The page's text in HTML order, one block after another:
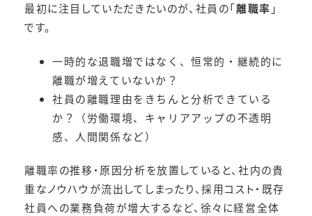
最初に注目していただきたいのが、社員の「離職率 」
です。
一時的な退職増ではなく、恒常的・継続的に
離職が増えていないか？
社員の離職理由をきちんと分析できている
か？（労働環境、キャリアアップの不透明
感、人間関係など）
離職率の推移・原因分析を放置していると、社内の貴
重なノウハウが流出してしまったり、採用コスト・既存
社員への業務負荷が増大するなど、徐々に経営全体